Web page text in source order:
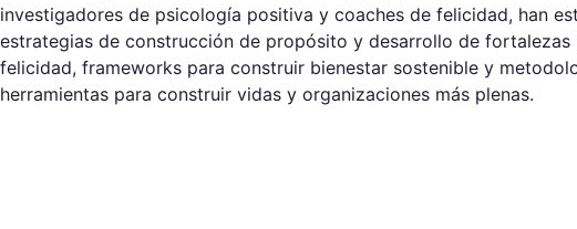
investigadores de psicología positiva y coaches de felicidad, han
estrategias de construcción de propósito y desarrollo de fortalezas
felicidad, frameworks para construir bienestar sostenible y
herramientas para construir vidas y organizaciones más plenas.